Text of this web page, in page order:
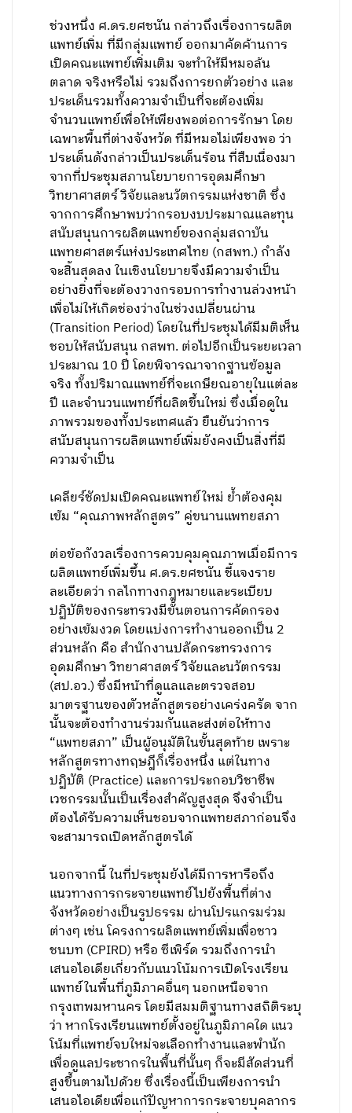
ช่วงหนึ่ง ศ.ดร.ยศชนัน กล่าวถึงเรื่องการผลิต
แพทย์เพิ่ม ที่มีกลุ่มแพทย์ ออกมาคัดค้านการ
เปิดคณะแพทย์เพิ่มเติม จะทำให้มีหมอล้น
ตลาด จริงหรือไม่ รวมถึงการยกตัวอย่าง และ
ประเด็นรวมทั้งความจำเป็นที่จะต้องเพิ่ม
จำนวนแพทย์เพื่อให้เพียงพอต่อการรักษา โดย
เฉพาะพื้นที่ต่างจังหวัด ที่มีหมอไม่เพียงพอ ว่า
ประเด็นดังกล่าวเป็นประเด็นร้อน ที่สืบเนื่องมา
จากที่ประชุมสภานโยบายการอุดมศึกษา
วิทยาศาสตร์ วิจัยและนวัตกรรมแห่งชาติ ซึ่ง
จากการศึกษาพบว่ากรอบงบประมาณและทุน
สนับสนุนการผลิตแพทย์ของกลุ่มสถาบัน
แพทยศาสตร์แห่งประเทศไทย (กสพท.) กำลัง
จะสิ้นสุดลง ในเชิงนโยบายจึงมีความจำเป็น
อย่างยิ่งที่จะต้องวางกรอบการทำงานล่วงหน้า
เพื่อไม่ให้เกิดช่องว่างในช่วงเปลี่ยนผ่าน
(Transition Period) โดยในที่ประชุมได้มีมติเห็น
ชอบให้สนับสนุน กสพท. ต่อไปอีกเป็นระยะเวลา
ประมาณ 10 ปี โดยพิจารณาจากฐานข้อมูล
จริง ทั้งปริมาณแพทย์ที่จะเกษียณอายุในแต่ละ
ปี และจำนวนแพทย์ที่ผลิตขึ้นใหม่ ซึ่งเมื่อดูใน
ภาพรวมของทั้งประเทศแล้ว ยืนยันว่าการ
สนับสนุนการผลิตแพทย์เพิ่มยังคงเป็นสิ่งที่มี
ความจำเป็น
เคลียร์ชัดปมเปิดคณะแพทย์ใหม่ ย้ำต้องคุม
เข้ม “คุณภาพหลักสูตร” คู่ขนานแพทยสภา
ต่อข้อกังวลเรื่องการควบคุมคุณภาพเมื่อมีการ
ผลิตแพทย์เพิ่มขึ้น ศ.ดร.ยศชนัน ชี้แจงราย
ละเอียดว่า กลไกทางกฎหมายและระเบียบ
ปฏิบัติของกระทรวงมีขั้นตอนการคัดกรอง
อย่างเข้มงวด โดยแบ่งการทำงานออกเป็น 2
ส่วนหลัก คือ สำนักงานปลัดกระทรวงการ
อุดมศึกษา วิทยาศาสตร์ วิจัยและนวัตกรรม
(สป.อว.) ซึ่งมีหน้าที่ดูแลและตรวจสอบ
มาตรฐานของตัวหลักสูตรอย่างเคร่งครัด จาก
นั้นจะต้องทำงานร่วมกันและส่งต่อให้ทาง
“แพทยสภา” เป็นผู้อนุมัติในขั้นสุดท้าย เพราะ
หลักสูตรทางทฤษฎีก็เรื่องหนึ่ง แต่ในทาง
ปฏิบัติ (Practice) และการประกอบวิชาชีพ
เวชกรรมนั้นเป็นเรื่องสำคัญสูงสุด จึงจำเป็น
ต้องได้รับความเห็นชอบจากแพทยสภาก่อนจึง
จะสามารถเปิดหลักสูตรได้
นอกจากนี้ ในที่ประชุมยังได้มีการหารือถึง
แนวทางการกระจายแพทย์ไปยังพื้นที่ต่าง
จังหวัดอย่างเป็นรูปธรรม ผ่านโปรแกรมร่วม
ต่างๆ เช่น โครงการผลิตแพทย์เพิ่มเพื่อชาว
ชนบท (CPIRD) หรือ ซีเพิร์ด รวมถึงการนำ
เสนอไอเดียเกี่ยวกับแนวโน้มการเปิดโรงเรียน
แพทย์ในพื้นที่ภูมิภาคอื่นๆ นอกเหนือจาก
กรุงเทพมหานคร โดยมีสมมติฐานทางสถิติระบุ
ว่า หากโรงเรียนแพทย์ตั้งอยู่ในภูมิภาคใด แนว
โน้มที่แพทย์จบใหม่จะเลือกทำงานและพำนัก
เพื่อดูแลประชากรในพื้นที่นั้นๆ ก็จะมีสัดส่วนที่
สูงขึ้นตามไปด้วย ซึ่งเรื่องนี้เป็นเพียงการนำ
เสนอไอเดียเพื่อแก้ปัญหาการกระจายบุคลากร